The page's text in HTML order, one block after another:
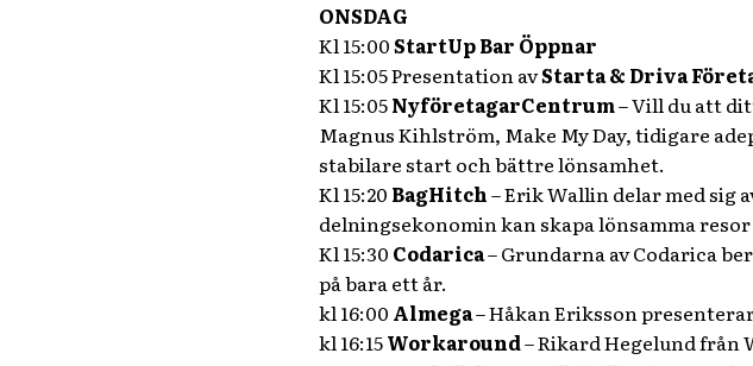
ONSDAG
Kl 15:00StartUp Bar Öppnar
Kl 15:05 Presentation avStarta & Driva
Kl 15:05NyföretagarCentrum– Vill du att
Magnus Kihlström, Make My Day, tidigare
stabilare start och bättre lönsamhet.
Kl 15:20 BagHitch– Erik Wallin delar med
delningsekonomin kan skapa lönsamma
Kl 15:30 Codarica– Grundarna av Codarica
på bara ett år.
kl 16:00 Almega– Håkan Eriksson
kl 16:15Workaround– Rikard Hegelund från